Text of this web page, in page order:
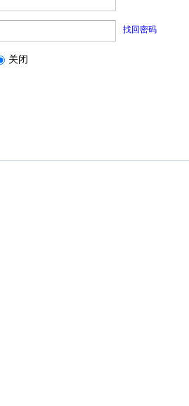
找回密码
关闭